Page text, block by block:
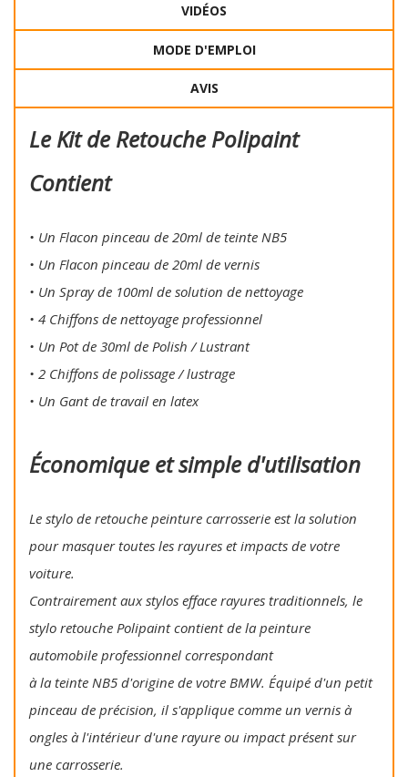
VIDÉOS
MODE D'EMPLOI
AVIS
Le Kit de Retouche Polipaint
Contient
• Un Flacon pinceau de 20ml de teinte NB5
• Un Flacon pinceau de 20ml de vernis
• Un Spray de 100ml de solution de nettoyage
• 4 Chiffons de nettoyage professionnel
• Un Pot de 30ml de Polish / Lustrant
• 2 Chiffons de polissage / lustrage
• Un Gant de travail en latex
Économique et simple d'utilisation
Le stylo de retouche peinture carrosserie est la solution
pour masquer toutes les rayures et impacts de votre
voiture.
Contrairement aux stylos efface rayures traditionnels, le
stylo retouche Polipaint contient de la peinture
automobile professionnel correspondant
à la teinte NB5 d'origine de votre BMW. Équipé d'un petit
pinceau de précision, il s'applique comme un vernis à
ongles à l'intérieur d'une rayure ou impact présent sur
une carrosserie.